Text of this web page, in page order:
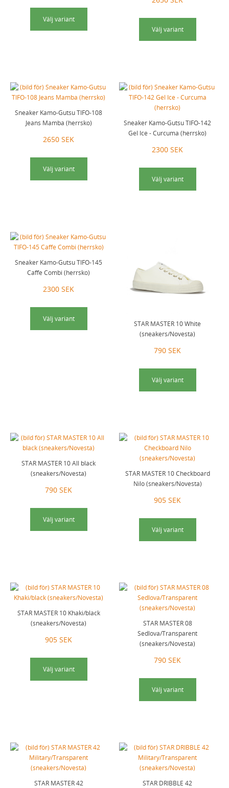
Välj variant
Välj variant
Sneaker Kamo-Gutsu TIFO-108
Jeans Mamba (herrsko)
2650 SEK
Välj variant
Sneaker Kamo-Gutsu TIFO-142
Gel Ice - Curcuma (herrsko)
2300 SEK
Välj variant
Sneaker Kamo-Gutsu TIFO-145
Caffe Combi (herrsko)
2300 SEK
Välj variant
STAR MASTER 10 White
(sneakers/Novesta)
790 SEK
Välj variant
STAR MASTER 10 All black
(sneakers/Novesta)
790 SEK
Välj variant
STAR MASTER 10 Checkboard
Nilo (sneakers/Novesta)
905 SEK
Välj variant
STAR MASTER 10 Khaki/black
(sneakers/Novesta)
905 SEK
Välj variant
STAR MASTER 08
Sedlova/Transparent
(sneakers/Novesta)
790 SEK
Välj variant
STAR MASTER 42
STAR DRIBBLE 42